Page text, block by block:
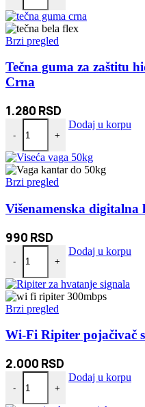
Brzi pregled
Tečna guma za zaštitu
Crna
1.280 RSD
-
Tečna guma za zaštitu
+
Dodaj u korpu
Brzi pregled
Višenamenska
990 RSD
-
Višenamenska digitalna kantar
+
Dodaj u korpu
Brzi pregled
Wi-Fi Ripiter pojačivač
2.000 RSD
-
Wi-Fi Ripiter pojačivač signala
+
Dodaj u korpu